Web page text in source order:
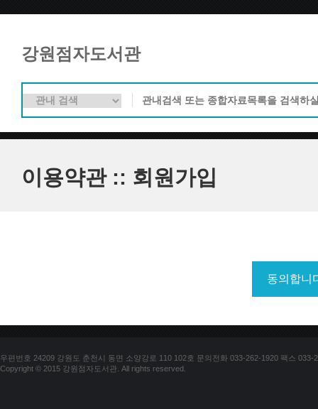
강원점자도서관
이용약관 :: 회원가입
우편번호 24209 강원도 춘천시 동면 소양강로 110 102호 문의전화 033-262-1920 팩스 033-
Copyright © 2015 강원점자도서관. All rights reserved.